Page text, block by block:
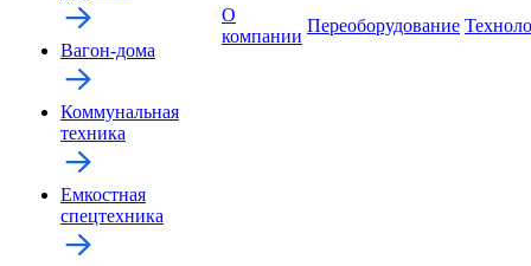
Вагон-дома
Коммунальная
техника
Емкостная
спецтехника
О
компании
Переоборудование